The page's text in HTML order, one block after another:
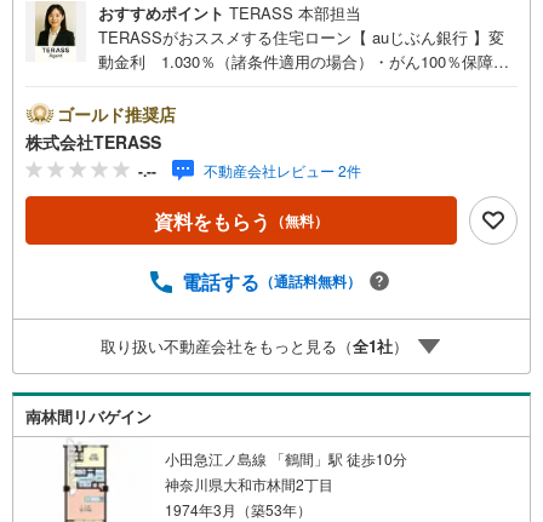
おすすめポイント TERASS 本部担当
TERASSがおススメする住宅ローン【 auじぶん銀行 】変
動金利 1.030％（諸条件適用の場合）・がん100％保障団
能！・諸費用も、物件価格の10％までは融資可能！※2026
年8月現在■スーパーまで徒歩2分♪周辺は買い物施設が整っ
ています■全居室窓有り・陽当たり良好な住まい■浴室乾燥
機付き【リフォーム内容】○新規交換:キッチン、ユニット
バス、洗面台、トイレ、建具、洗濯機防水パン○フローリン
グ上貼り○張替:クロス、襖○畳表替え○浴室乾燥機新規設置
交換 他
ゴールド推奨店
株式会社TERASS
-.-- 不動産会社レビュー 2件
資料をもらう （無料）
電話する （通話料無料）
取り扱い不動産会社をもっと見る（全1社）
南林間リバゲイン
小田急江ノ島線 「鶴間」駅 徒歩10分
神奈川県大和市林間2丁目
1974年3月（築53年）